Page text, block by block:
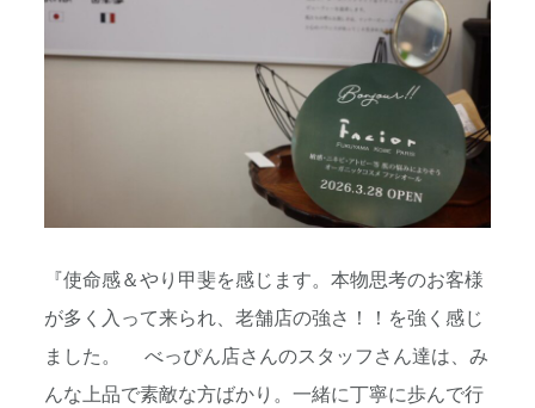
『使命感＆やり甲斐を感じます。本物思考のお客様
が多く入って来られ、老舗店の強さ！！を強く感じ
ました。 べっぴん店さんのスタッフさん達は、み
んな上品で素敵な方ばかり。一緒に丁寧に歩んで行